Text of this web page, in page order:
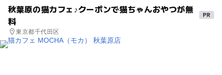
秋葉原の猫カフェ♪クーポンで猫ちゃんおやつが無
料
東京都千代田区